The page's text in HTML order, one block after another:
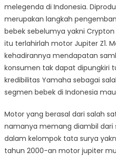
melegenda di Indonesia.
merupakan langkah
bebek sebelumya yakni
itu terlahirlah motor Jupiter Z1.
kehadirannya mendapatan
konsumen tak dapat dipungkiri
kredibilitas Yamaha sebagai
segmen bebek di Indonesia
Motor yang berasal dari salah
namanya memang diambil dari
dalam kelompok tata surya
tahun 2000-an motor jupiter